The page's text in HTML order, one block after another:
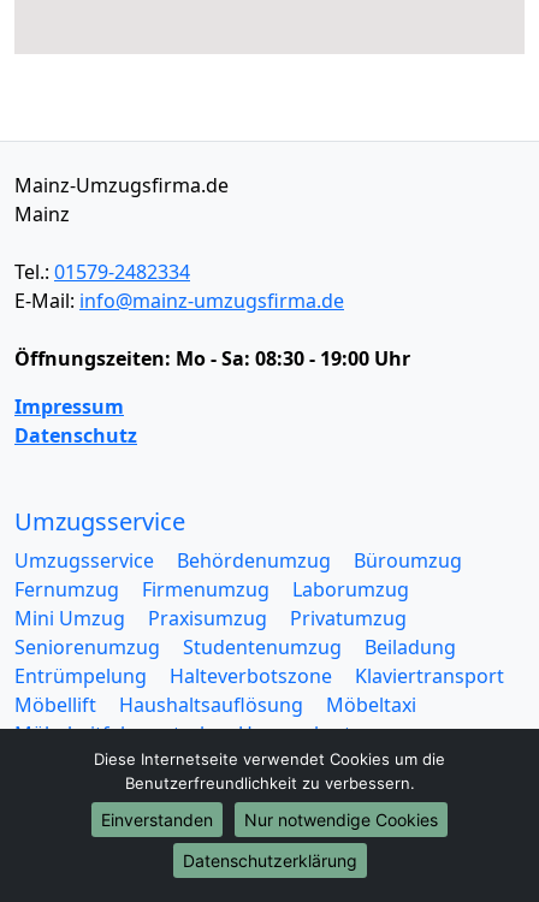
Mainz-Umzugsfirma.de
Mainz
Tel.: 01579-2482334
E-Mail: info@mainz-umzugsfirma.de
Öffnungszeiten: Mo - Sa: 08:30 - 19:00 Uhr
Impressum
Datenschutz
Umzugsservice
Umzugsservice Behördenumzug
Büroumzug
Fernumzug
Firmenumzug
Laborumzug
Mini Umzug
Praxisumzug
Privatumzug
Seniorenumzug
Studentenumzug
Beiladung
Entrümpelung
Halteverbotszone
Klaviertransport
Möbellift
Haushaltsauflösung
Möbeltaxi
Möbelmitfahrzentrale
Umzugskartons
Europa-Umzüge
Diese Internetseite verwendet Cookies um die
Benutzerfreundlichkeit zu verbessern.
Einverstanden
Nur notwendige Cookies
Datenschutzerklärung